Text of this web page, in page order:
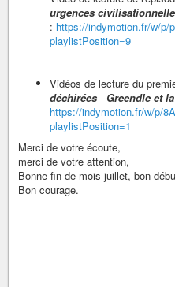
urgences
: https://indymotion.fr/w/p/
playlistPosition=9
Vidéos de lecture du
déchirées - Greendle et
https://indymotion.fr/w/p/
playlistPosition=1
Merci de votre écoute,
merci de votre attention,
Bonne fin de mois juillet, bon
Bon courage.